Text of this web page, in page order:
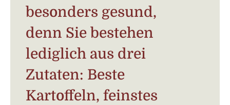
besonders gesund,
denn Sie bestehen
lediglich aus drei
Zutaten: Beste
Kartoffeln, feinstes